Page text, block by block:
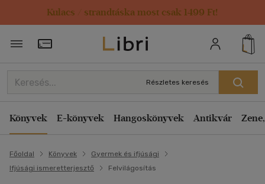
Kulacs / strandtáska most csak 1499 Ft!
Törzsvásárlói Kártya adatai
Részletes keresés
Könyvek E-könyvek Hangoskönyvek Antikvár
Főoldal Könyvek
Gyermek és ifjúsági
Ifjúsági ismeretterjesztő
Felvilágosítás